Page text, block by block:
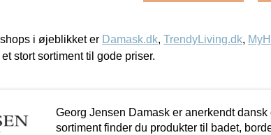
i øjeblikket er Damask.dk, TrendyLiving.dk,
stort sortiment til gode priser.
Georg Jensen Damask er anerkendt
sortiment finder du produkter til badet,